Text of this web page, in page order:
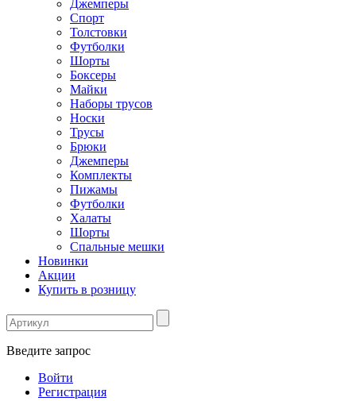
Джемперы
Спорт
Толстовки
Футболки
Шорты
Боксеры
Майки
Наборы трусов
Носки
Трусы
Брюки
Джемперы
Комплекты
Пижамы
Футболки
Халаты
Шорты
Спальные мешки
Новинки
Акции
Купить в розницу
Введите запрос
Войти
Регистрация